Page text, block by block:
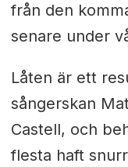
från den
senare under
Låten är ett
sångerskan
Castell, och
flesta haft